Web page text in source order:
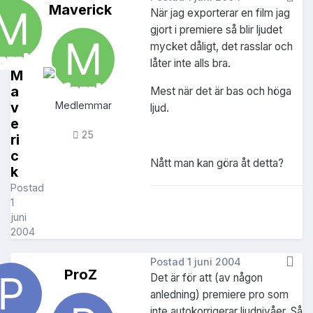
M
a
v
e
ri
c
k
Postad
1
juni
2004
Maverick
Medlemmar
25
När jag exporterar en film jag
gjort i premiere så blir ljudet
mycket dåligt, det rasslar och
låter inte alls bra.
Mest när det är bas och höga
ljud.
Nått man kan göra åt detta?
ProZ
Postad 1 juni 2004
Det är för att (av någon
anledning) premiere pro som